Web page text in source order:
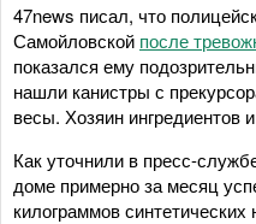
47news писал, что
Самойловской после
показался ему
нашли канистры с
весы. Хозяин ингредиентов
Как уточнили в пресс-
доме примерно за месяц
килограммов синтетических